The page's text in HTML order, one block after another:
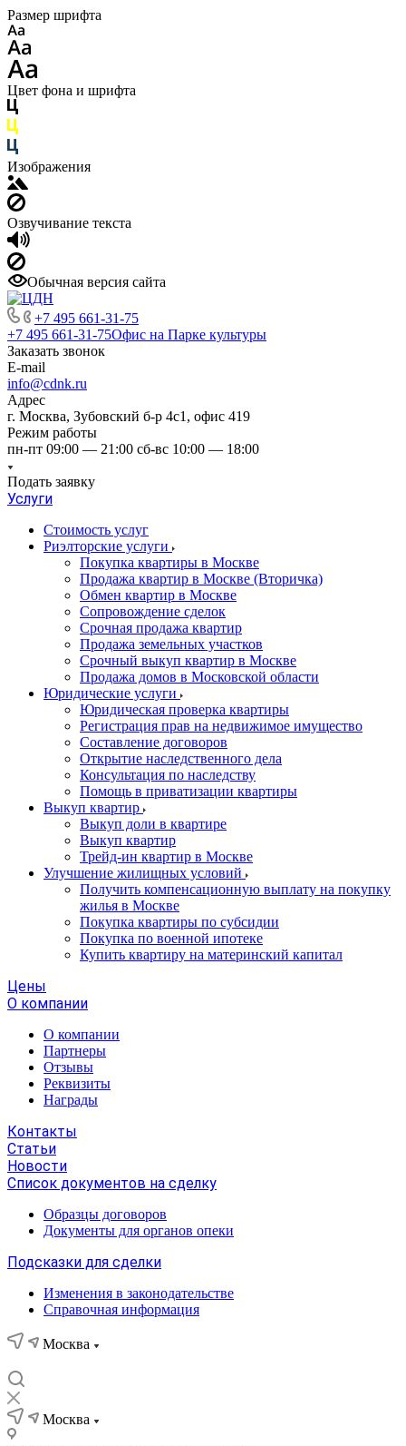
Размер шрифта
Цвет фона и шрифта
Изображения
Озвучивание текста
Обычная версия сайта
+7 495 661-31-75
+7 495 661-31-75Офис на Парке культуры
Заказать звонок
E-mail
info@cdnk.ru
Адрес
г. Москва, Зубовский б-р 4с1, офис 419
Режим работы
пн-пт 09:00 — 21:00 сб-вс 10:00 — 18:00
Подать заявку
Услуги
Стоимость услуг
Риэлторские услуги
Покупка квартиры в Москве
Продажа квартир в Москве (Вторичка)
Обмен квартир в Москве
Сопровождение сделок
Срочная продажа квартир
Продажа земельных участков
Срочный выкуп квартир в Москве
Продажа домов в Московской области
Юридические услуги
Юридическая проверка квартиры
Регистрация прав на недвижимое имущество
Составление договоров
Открытие наследственного дела
Консультация по наследству
Помощь в приватизации квартиры
Выкуп квартир
Выкуп доли в квартире
Выкуп квартир
Трейд-ин квартир в Москве
Улучшение жилищных условий
Получить компенсационную выплату на покупку
жилья в Москве
Покупка квартиры по субсидии
Покупка по военной ипотеке
Купить квартиру на материнский капитал
Цены
О компании
О компании
Партнеры
Отзывы
Реквизиты
Награды
Контакты
Статьи
Новости
Список документов на сделку
Образцы договоров
Документы для органов опеки
Подсказки для сделки
Изменения в законодательстве
Справочная информация
Москва
Москва